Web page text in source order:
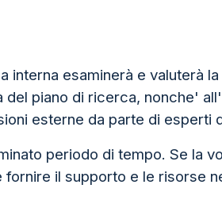
esaminerà e valuterà
piano di ricerca, nonche'
esterne da parte di esperti
periodo di tempo. Se la
il supporto e le risorse